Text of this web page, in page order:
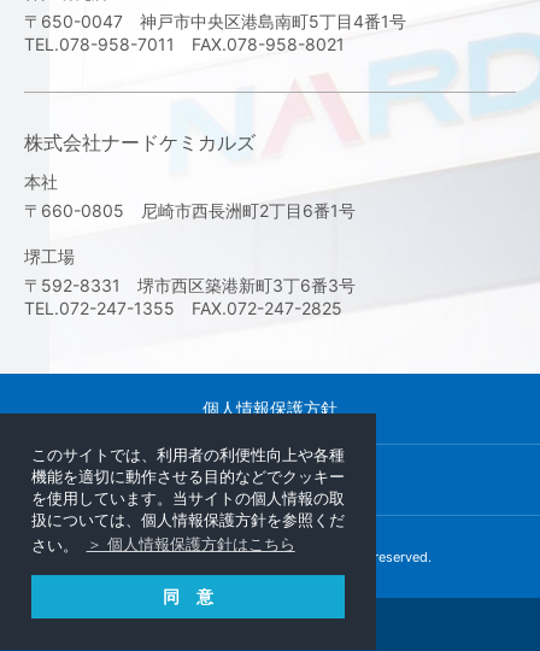
このサイトでは、利用者の利便性向上や各種
機能を適切に動作させる目的などでクッキー
を使用しています。当サイトの個人情報の取
扱については、個人情報保護方針を参照くだ
さい。
＞ 個人情報保護方針はこちら
同 意
〒650-0047 神戸市中央区港島南町5丁目4番1号
TEL.078-958-7011 FAX.078-958-8021
株式会社ナードケミカルズ
本社
〒660-0805 尼崎市西長洲町2丁目6番1号
堺工場
〒592-8331 堺市西区築港新町3丁6番3号
TEL.072-247-1355 FAX.072-247-2825
個人情報保護方針
サイトマップ
Copyright © NARD institute,Ltd. All rights reserved.